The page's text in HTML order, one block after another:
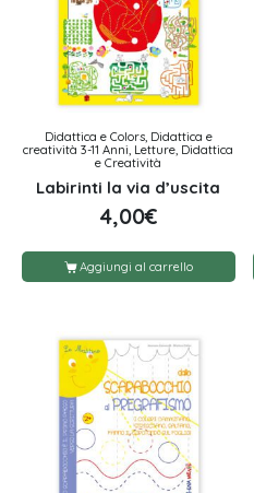
Didattica e Colors, Didattica e
creatività 3-11 Anni, Letture, Didattica
e Creatività
Labirinti la via d’uscita
4,00€
Aggiungi al carrello